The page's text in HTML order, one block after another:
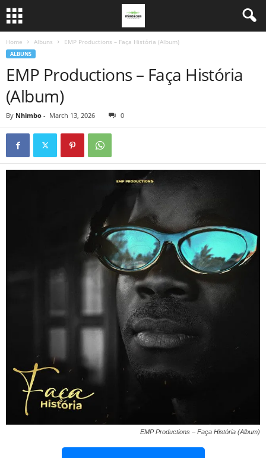
Home Albuns EMP Productions – Faça História (Album)
ALBUNS
EMP Productions – Faça História
(Album)
By Nhimbo - March 13, 2026 0
EMP Productions – Faça História (Album)